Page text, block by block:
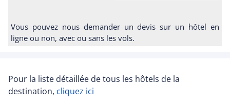
Vous pouvez nous demander un devis sur un hôtel en
ligne ou non, avec ou sans les vols.
Pour la liste détaillée de tous les hôtels de la
destination, cliquez ici